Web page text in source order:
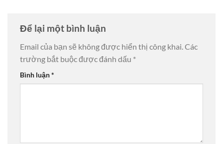
Để lại một bình luận
Email của bạn sẽ không được hiển thị công khai.Các
trường bắt buộc được đánh dấu *
Bình luận*